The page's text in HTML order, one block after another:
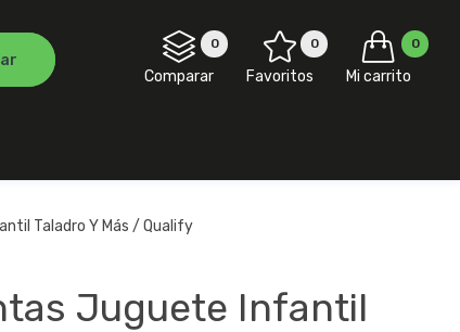
0
Comparar
0
Favoritos
0
Mi carrito
Taladro Y Más / Qualify
Juguete Infantil